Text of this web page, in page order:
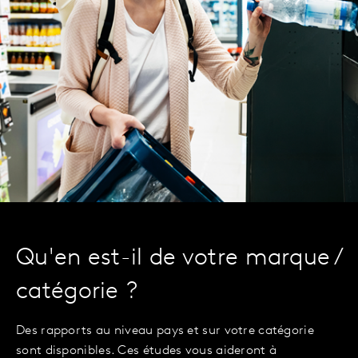
Qu'en est-il de votre marque /
catégorie ?
Des rapports au niveau pays et sur votre catégorie
sont disponibles. Ces études vous aideront à